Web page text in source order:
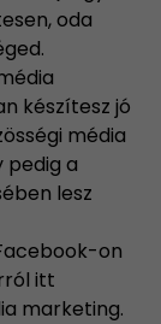
oda
készítesz jó
média
pedig a
lesz
on
itt
marketing.